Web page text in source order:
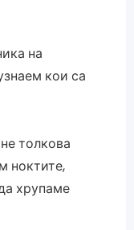
на
кои са
толкова
ноктите,
хрупаме